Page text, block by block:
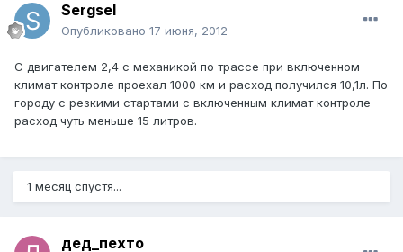
Sergsel
Опубликовано 17 июня, 2012
С двигателем 2,4 с механикой по трассе при включенном
климат контроле проехал 1000 км и расход получился 10,1л. По
городу с резкими стартами с включенным климат контроле
расход чуть меньше 15 литров.
1 месяц спустя...
дед_пехто